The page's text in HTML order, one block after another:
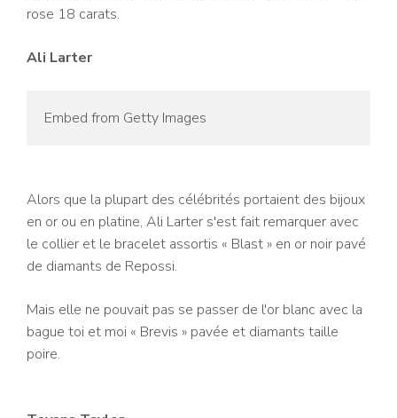
rose 18 carats.
Ali Larter
Embed from Getty Images
Alors que la plupart des célébrités portaient des bijoux
en or ou en platine, Ali Larter s'est fait remarquer avec
le collier et le bracelet assortis « Blast » en or noir pavé
de diamants de Repossi.
Mais elle ne pouvait pas se passer de l'or blanc avec la
bague toi et moi « Brevis » pavée et diamants taille
poire.